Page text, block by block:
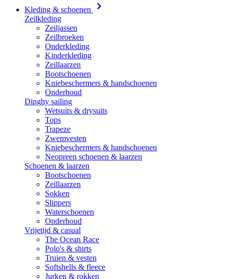
Kleding & schoenen
Zeilkleding
Zeiljassen
Zeilbroeken
Onderkleding
Kinderkleding
Zeillaarzen
Bootschoenen
Kniebeschermers & handschoenen
Onderhoud
Dinghy sailing
Wetsuits & drysuits
Tops
Trapeze
Zwemvesten
Kniebeschermers & handschoenen
Neopreen schoenen & laarzen
Schoenen & laarzen
Bootschoenen
Zeillaarzen
Sokken
Slippers
Waterschoenen
Onderhoud
Vrijetijd & casual
The Ocean Race
Polo's & shirts
Truien & vesten
Softshells & fleece
Jurken & rokken